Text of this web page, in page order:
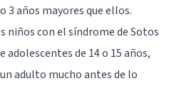
3 años mayores que ellos.
niños con el síndrome de Sotos
de 14 o 15 años,
adulto mucho antes de lo